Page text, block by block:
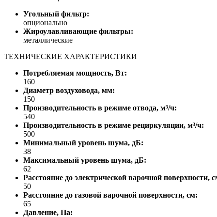
Угольный фильтр:
опционально
Жироулавливающие фильтры:
металлические
ТЕХНИЧЕСКИЕ ХАРАКТЕРИСТИКИ
Потребляемая мощность, Вт:
160
Диаметр воздуховода, мм:
150
Производительность в режиме отвода, м³/ч:
540
Производительность в режиме рециркуляции, м³/ч:
500
Минимальный уровень шума, дБ:
38
Максимальный уровень шума, дБ:
62
Расстояние до электрической варочной поверхности,
50
Расстояние до газовой варочной поверхности, см:
65
Давление, Па: